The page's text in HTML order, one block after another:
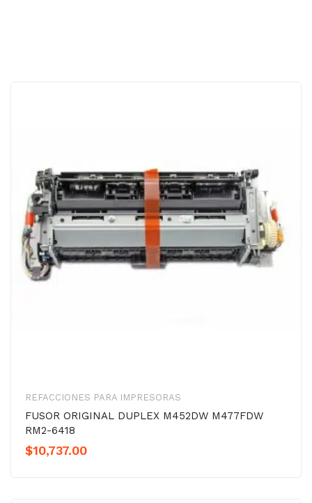
REFACCIONES PARA IMPRESORAS
FUSOR ORIGINAL DUPLEX M452DW M477FDW
RM2-6418
$10,737.00